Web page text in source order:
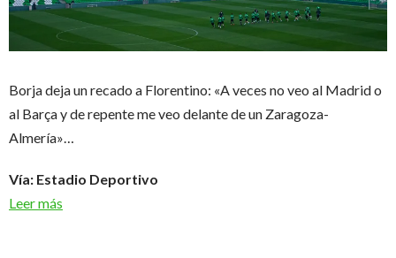
Borja deja un recado a Florentino: «A veces no veo al Madrid o
al Barça y de repente me veo delante de un Zaragoza-
Almería»…
Vía: Estadio Deportivo
Leer más